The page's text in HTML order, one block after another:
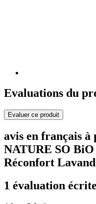
Evaluations du
Evaluer ce produit
avis en français
NATURE SO
Réconfort
1 évaluation